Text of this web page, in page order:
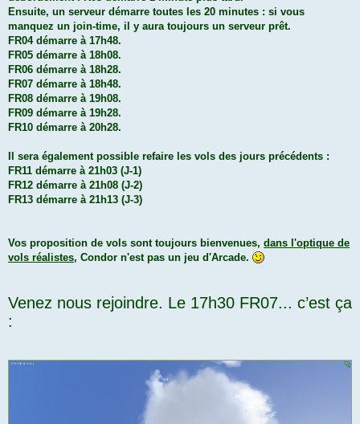
Ensuite, un serveur démarre toutes les 20 minutes : si vous
manquez un join-time, il y aura toujours un serveur prêt.
FR04 démarre à 17h48.
FR05 démarre à 18h08.
FR06 démarre à 18h28.
FR07 démarre à 18h48.
FR08 démarre à 19h08.
FR09 démarre à 19h28.
FR10 démarre à 20h28.
Il sera également possible refaire les vols des jours précédents :
FR11 démarre à 21h03 (J-1)
FR12 démarre à 21h08 (J-2)
FR13 démarre à 21h13 (J-3)
Vos proposition de vols sont toujours bienvenues, dans l'optique de
vols réalistes, Condor n'est pas un jeu d'Arcade.
Venez nous rejoindre. Le 17h30 FR07... c’est ça
: